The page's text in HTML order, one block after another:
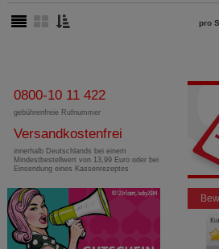
Dritte wie z.B. Google oder
übertragen werden.
pro
0800-10 11 422
gebührenfreie Rufnummer
Versandkostenfrei
innerhalb Deutschlands bei einem
Mindestbestellwert von 13,99 Euro oder bei
Einsendung eines Kassenrezeptes